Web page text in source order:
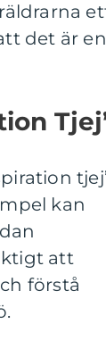
det är en
kan
att
förstå